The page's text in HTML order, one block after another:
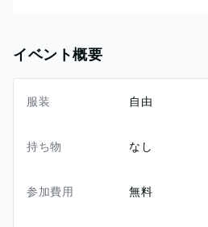
イベント概要
服装 自由
持ち物 なし
参加費用 無料